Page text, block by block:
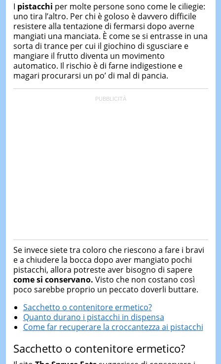
LE
I pistacchi per molte persone sono come le ciliegie:
uno tira l’altro. Per chi è goloso è davvero difficile
resistere alla tentazione di fermarsi dopo averne
mangiati una manciata. È come se si entrasse in una
sorta di trance per cui il giochino di sgusciare e
mangiare il frutto diventa un movimento
automatico. Il rischio è di farne indigestione e
magari procurarsi un po’ di mal di pancia.
Se invece siete tra coloro che riescono a fare i bravi
e a chiudere la bocca dopo aver mangiato pochi
pistacchi, allora potreste aver bisogno di sapere
come si conservano. Visto che non costano così
poco sarebbe proprio un peccato doverli buttare.
Sacchetto o contenitore ermetico?
Quanto durano i pistacchi in dispensa
Come far recuperare la croccantezza ai pistacchi
Sacchetto o contenitore ermetico?